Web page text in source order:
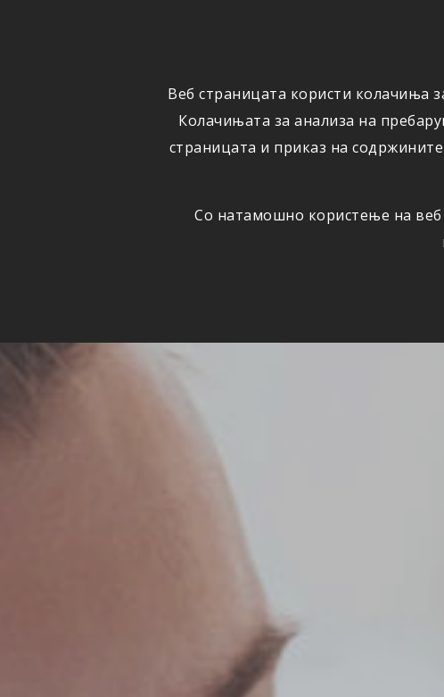
Веб страницата користи колачиња
Колачињата за анализа на
страницата и приказ на
Со натамошно користење на веб
ОСИГУРУВАЊЕ ШТЕТИ